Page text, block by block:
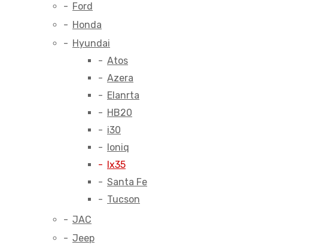
Ford
Honda
Hyundai
Atos
Azera
Elanrta
HB20
i30
Ioniq
Ix35
Santa Fe
Tucson
JAC
Jeep